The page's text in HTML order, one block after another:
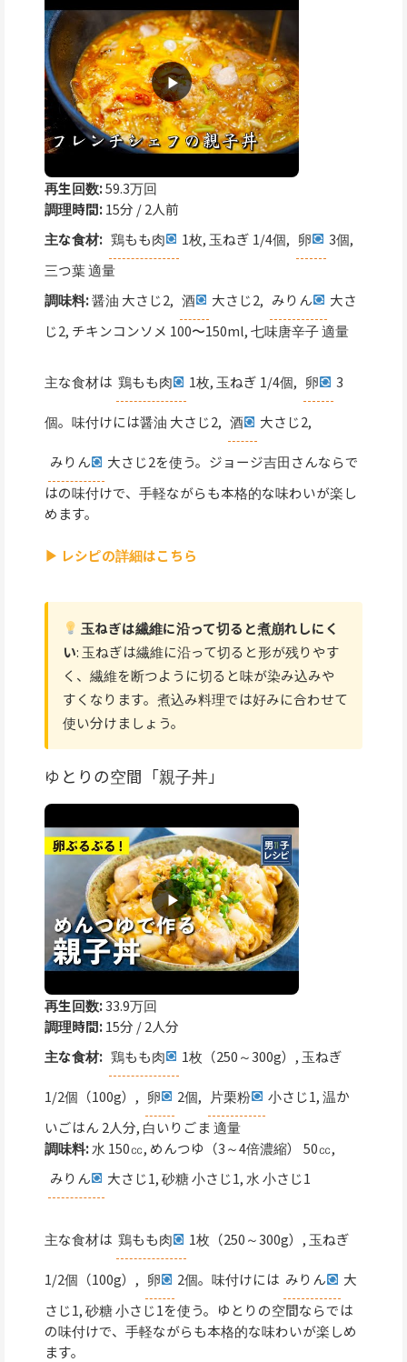
再生回数:59.3万回
調理時間:15分 / 2人前
主な食材: 鶏もも肉 1枚, 玉ねぎ 1/4個, 卵
3個,
三つ葉 適量
調味料:醤油 大さじ2, 酒 大さじ2, みりん
大さ
じ2, チキンコンソメ 100〜150ml, 七味唐辛子 適量
主な食材は 鶏もも肉 1枚, 玉ねぎ 1/4個, 卵 3
個。味付けには醤油 大さじ2, 酒 大さじ2,
みりん
大さじ2を使う。ジョージ吉田さんならで
はの味付けで、手軽ながらも本格的な味わいが楽し
めます。
▶ レシピの詳細はこちら
玉ねぎは繊維に沿って切ると煮崩れしにく
い: 玉ねぎは繊維に沿って切ると形が残りやす
く、繊維を断つように切ると味が染み込みや
すくなります。煮込み料理では好みに合わせて
使い分けましょう。
ゆとりの空間「親子丼」
再生回数:33.9万回
調理時間:15分 / 2人分
主な食材: 鶏もも肉 1枚（250～300g）, 玉ねぎ
1/2個（100g）, 卵 2個, 片栗粉
小さじ1, 温か
いごはん 2人分, 白いりごま 適量
調味料:水 150㏄, めんつゆ（3～4倍濃縮） 50㏄,
みりん
大さじ1, 砂糖 小さじ1, 水 小さじ1
主な食材は 鶏もも肉 1枚（250～300g）, 玉ねぎ
1/2個（100g）, 卵 2個。味付けには みりん
大
さじ1, 砂糖 小さじ1を使う。ゆとりの空間ならでは
の味付けで、手軽ながらも本格的な味わいが楽しめ
ます。